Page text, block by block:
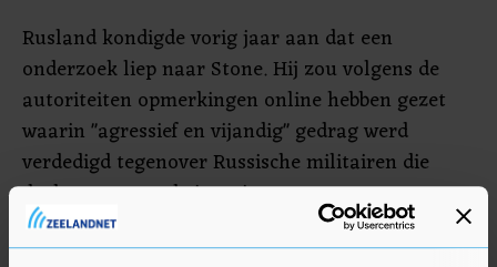
Rusland kondigde vorig jaar aan dat een
onderzoek liep naar Stone. Hij zou volgens de
autoriteiten opmerkingen online hebben gezet
waarin "agressief en vijandig" gedrag werd
verdedigd tegenover Russische militairen die
deelnemen aan de invasie.